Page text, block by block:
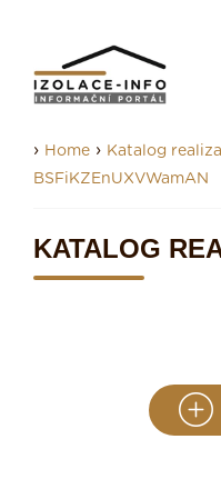
› Home › Katalog
BSFiKZEnUXVWamAN
KATALOG